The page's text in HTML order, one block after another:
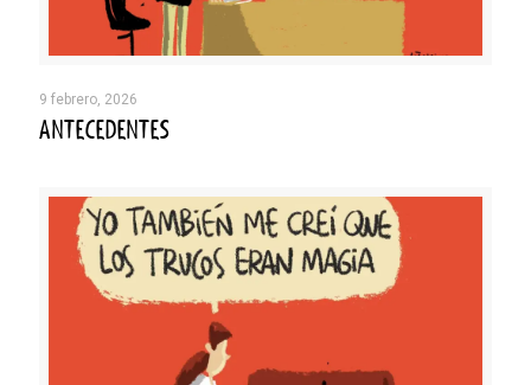
9 febrero, 2026
ANTECEDENTES